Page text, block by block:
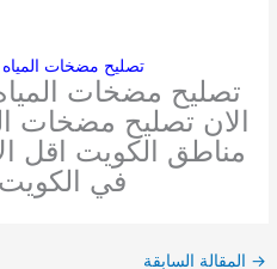
تصليح مضخات المياه 24ساعه : الوصف
مناطق الكويت اقل
في
→ المقالة السابقة